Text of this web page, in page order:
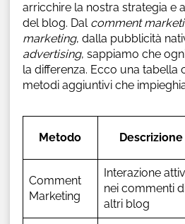
arricchire la nostra strategia e
del blog. Dal comment
marketing, dalla pubblicità
advertising, sappiamo che
la differenza. Ecco una tabella
metodi aggiuntivi che
Metodo Descrizione
Comment
Marketing
Interazione
nei commenti
altri blog